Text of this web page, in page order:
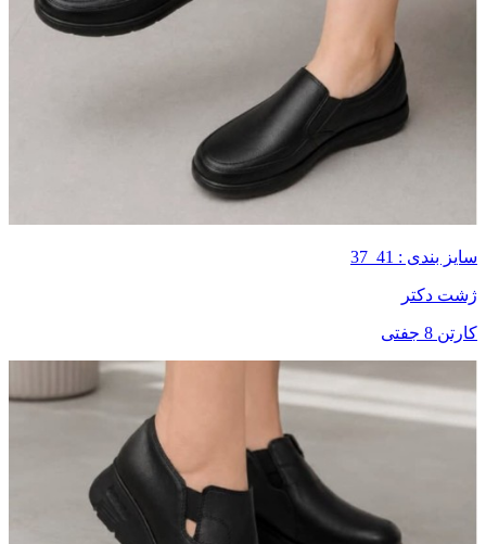
سایز بندی : 41_37
ژشت دکتر
کارتن 8 جفتی